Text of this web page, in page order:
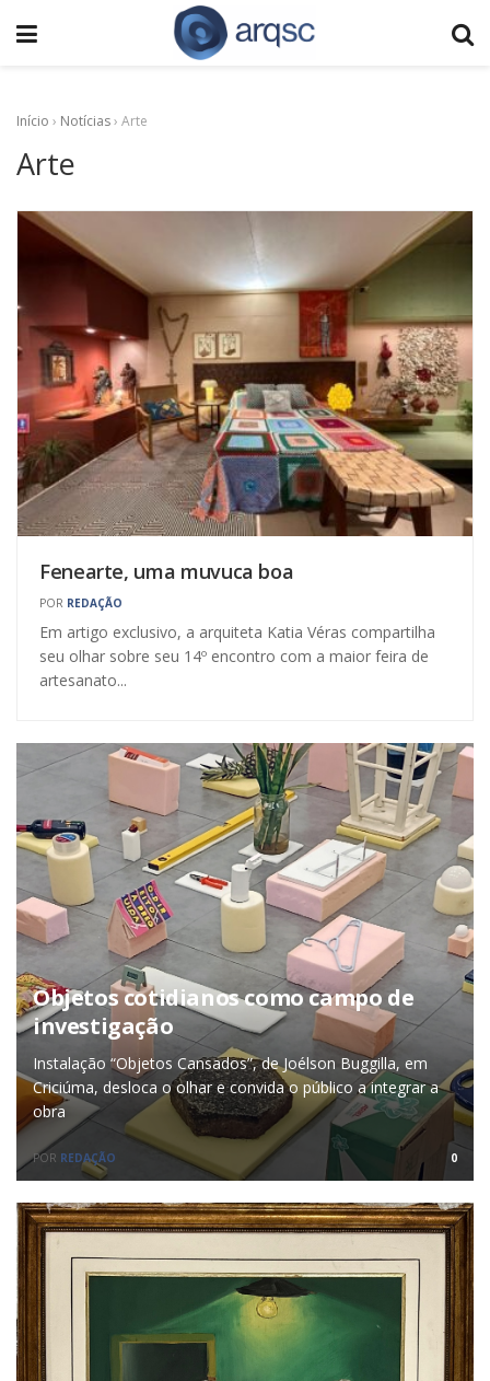
Início › Notícias› Arte
Arte
Fenearte, uma muvuca boa
POR REDAÇÃO
Em artigo exclusivo, a arquiteta Katia Véras compartilha
seu olhar sobre seu 14º encontro com a maior feira de
artesanato...
Objetos cotidianos como campo de
investigação
Instalação “Objetos Cansados”, de Joélson Buggilla, em
Criciúma, desloca o olhar e convida o público a integrar a
obra
POR REDAÇÃO 0